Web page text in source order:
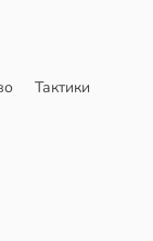
Тактики